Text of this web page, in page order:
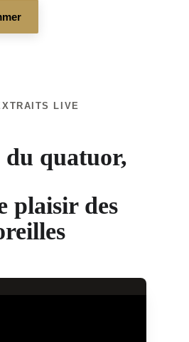
LIVE
du quatuor,
plaisir des